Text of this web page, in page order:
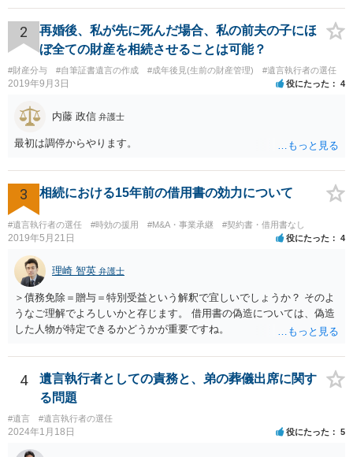
2
再婚後、私が先に死んだ場合、私の前夫の子にほ
ぼ全ての財産を相続させることは可能？
#財産分与 #自筆証書遺言の作成 #成年後見(生前の財産管理) #遺言執行者の選任
2019年9月3日 役にたった 4
内藤 政信 弁護士
最初は調停からやります。
3 相続における15年前の借用書の効力について
#遺言執行者の選任 #時効の援用 #M&A・事業承継 #契約書・借用書なし
2019年5月21日 役にたった 4
理崎 智英 弁護士
＞債務免除＝贈与＝特別受益という解釈で宜しいでしょうか？ そのよ
うなご理解でよろしいかと存じます。 借用書の偽造については、偽造
した人物が特定できるかどうかが重要ですね。
4
遺言執行者としての責務と、弟の葬儀出席に関す
る問題
#遺言 #遺言執行者の選任
2024年1月18日 役にたった 5